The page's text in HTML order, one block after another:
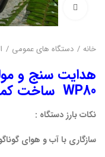
بزرگنمایی تصویر
خانه دستگاه های عمومی
هدایت سنج و
WP80 ساخت کمپانی TPS استرالیا
نکات بارز دستگاه :
سازگاری با آب و هوای